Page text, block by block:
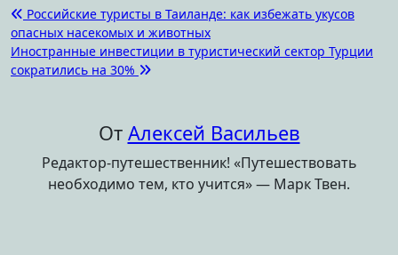
Навигация
по
записям
Российские туристы в Таиланде: как избежать укусов
опасных насекомых и животных
Иностранные инвестиции в туристический сектор Турции
сократились на 30%
От Алексей Васильев
Редактор-путешественник! «Путешествовать
необходимо тем, кто учится» — Марк Твен.